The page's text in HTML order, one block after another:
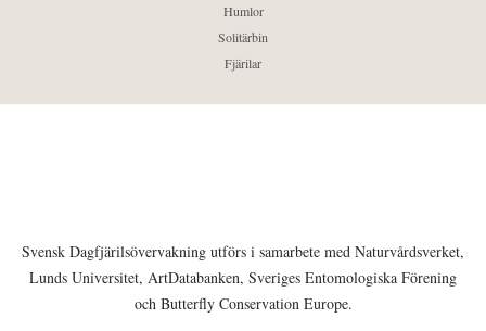
Humlor
Solitärbin
Fjärilar
Svensk Dagfjärilsövervakning utförs i samarbete med Naturvårdsverket,
Lunds Universitet, ArtDatabanken, Sveriges Entomologiska Förening
och Butterfly Conservation Europe.